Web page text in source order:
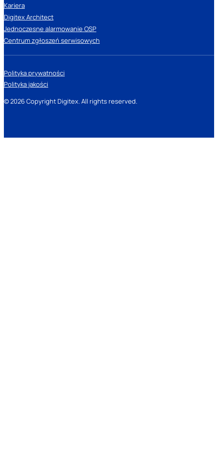
Kariera
Digitex Architect
Jednoczesne alarmowanie OSP
Centrum zgłoszeń serwisowych
© 2026 Copyright Digitex. All rights reserved.
Polityka prywatności
Polityka jakości